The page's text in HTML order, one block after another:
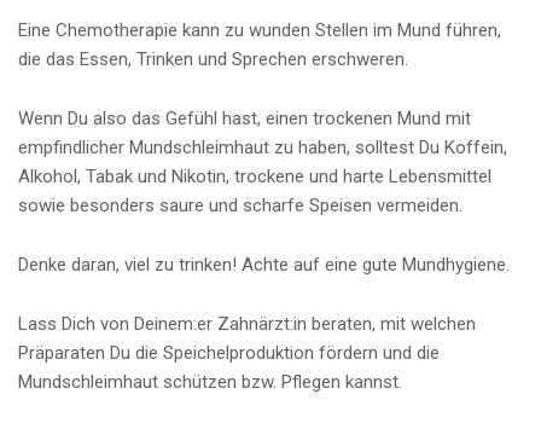
Eine Chemotherapie kann zu wunden Stellen im Mund führen,
die das Essen, Trinken und Sprechen erschweren.
Wenn Du also das Gefühl hast, einen trockenen Mund mit
empfindlicher Mundschleimhaut zu haben, solltest Du Koffein,
Alkohol, Tabak und Nikotin, trockene und harte Lebensmittel
sowie besonders saure und scharfe Speisen vermeiden.
Denke daran, viel zu trinken! Achte auf eine gute Mundhygiene.
Lass Dich von Deinem:er Zahnärzt:in beraten, mit welchen
Präparaten Du die Speichelproduktion fördern und die
Mundschleimhaut schützen bzw. Pflegen kannst.